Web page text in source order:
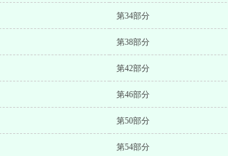
第34部分
第38部分
第42部分
第46部分
第50部分
第54部分